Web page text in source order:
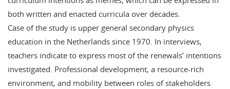
both written and enacted curricula over decades.
Case of the study is upper general secondary physics
education in the Netherlands since 1970. In interviews,
teachers indicate to express most of the renewals’ intentions
investigated. Professional development, a resource-rich
environment, and mobility between roles of stakeholders